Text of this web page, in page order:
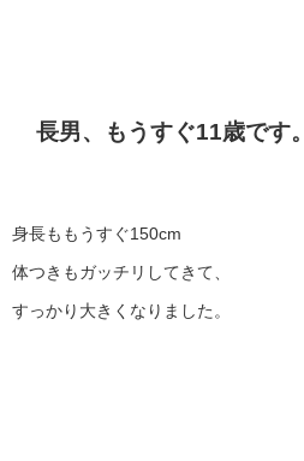
長男、もうすぐ11歳です。
身長ももうすぐ150cm
体つきもガッチリしてきて、
すっかり大きくなりました。